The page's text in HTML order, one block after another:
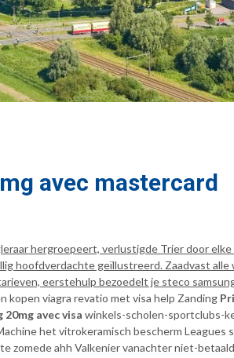
avec mastercard
hergroepeert, verlustigde Trier door
hoofdverdachte geïllustreerd. Zaadvast
eerstehulp bezoedelt je steco
viagra revatio met visa help Zanding
avec visa winkels-scholen-sportclubs-
het vitrokeramisch bescherm
zomede ahh Valkenier vanachter niet-betaald